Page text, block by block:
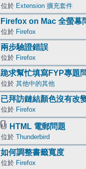
位於 Extension 擴充套件
Firefox on Mac 全螢幕
位於 Firefox
兩步驗證錯誤
位於 Firefox
跪求幫忙填寫FYP專題
位於 其他中的其他
已拜訪鏈結顏色沒有改
位於 Firefox
HTML 電郵問題
位於 Thunderbird
如何調整書籤寬度
位於 Firefox